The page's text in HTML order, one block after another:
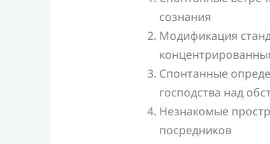
сознания
Модификация
Спонтанные
господства над
Незнакомые
посредников